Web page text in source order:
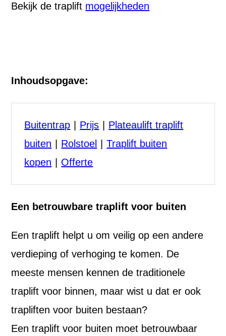
Bekijk de traplift mogelijkheden
Inhoudsopgave:
Buitentrap Prijs
Plateaulift traplift
buiten
Rolstoel
Traplift buiten
kopen
Offerte
Een betrouwbare traplift voor buiten
Een traplift helpt u om veilig op een andere
verdieping of verhoging te komen. De
meeste mensen kennen de traditionele
traplift voor binnen, maar wist u dat er ook
trapliften voor buiten bestaan?
Een traplift voor buiten moet betrouwbaar